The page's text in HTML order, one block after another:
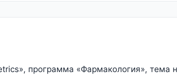
программа «Фармакология», тема